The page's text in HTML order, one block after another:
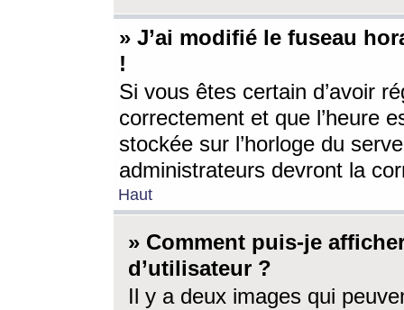
» J’ai modifié le fuseau
!
Si vous êtes certain d’avoir
correctement et que l’heure
stockée sur l’horloge du
administrateurs devront la
Haut
» Comment puis-je
d’utilisateur ?
Il y a deux images qui